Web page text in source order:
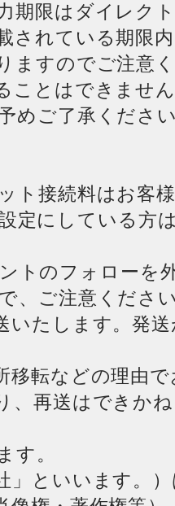
期限はダイレク
されている期限
ますのでご注意く
ことはできません
めご了承ください
ト接続料はお客
定にしている方
トのフォローを
、ご注意ください
いたします。発
移転などの理由
、再送はできか
す。
」といいます。